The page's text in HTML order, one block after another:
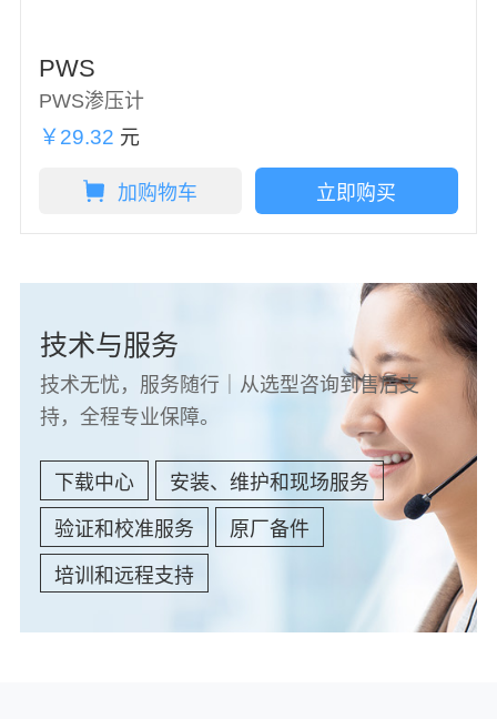
PWS
PWS渗压计
￥29.32 元
加购物车 立即购买
技术与服务
技术无忧，服务随行｜从选型咨询到售后支
持，全程专业保障。
下载中心 安装、维护和现场服务
验证和校准服务 原厂备件
培训和远程支持